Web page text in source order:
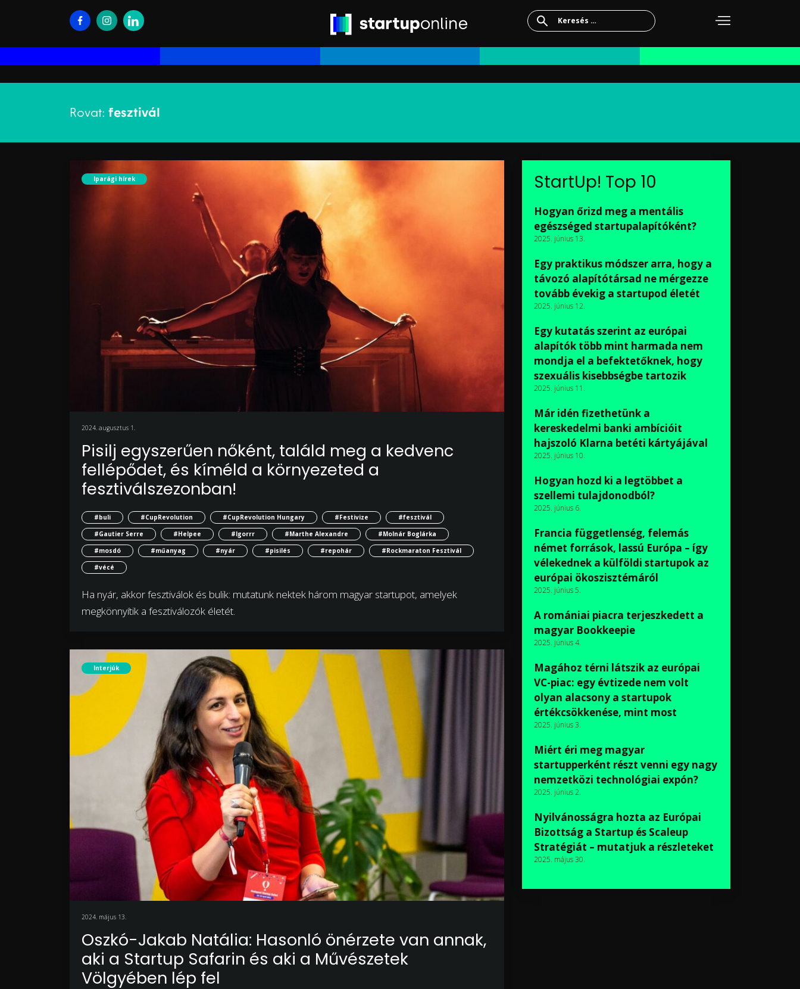
Keresés:
Rovat: fesztivál
Iparági hírek
2024. augusztus 1.
Pisilj egyszerűen nőként, találd meg a kedvenc
fellépődet, és kíméld a környezeted a
fesztiválszezonban!
#buli #CupRevolution #CupRevolution Hungary #Festivize
#fesztivál
#Gautier Serre
#Helpee #Igorrr #Marthe Alexandre
#Molnár Boglárka
#mosdó
#műanyag #nyár #pisilés #repohár
#Rockmaraton Fesztivál
#vécé
Ha nyár, akkor fesztiválok és bulik: mutatunk nektek három magyar startupot, amelyek
megkönnyítik a fesztiválozók életét.
Interjúk
2024. május 13.
Oszkó-Jakab Natália: Hasonló önérzete van annak,
aki a Startup Safarin és aki a Művészetek
Völgyében lép fel
StartUp! Top 10
Hogyan őrizd meg a mentális
egészséged startupalapítóként?
2025. június 13.
Egy praktikus módszer arra, hogy a
távozó alapítótársad ne mérgezze
tovább évekig a startupod életét
2025. június 12.
Egy kutatás szerint az európai
alapítók több mint harmada nem
mondja el a befektetőknek, hogy
szexuális kisebbségbe tartozik
2025. június 11.
Már idén fizethetünk a
kereskedelmi banki ambícióit
hajszoló Klarna betéti kártyájával
2025. június 10.
Hogyan hozd ki a legtöbbet a
szellemi tulajdonodból?
2025. június 6.
Francia függetlenség, felemás
német források, lassú Európa – így
vélekednek a külföldi startupok az
európai ökoszisztémáról
2025. június 5.
A romániai piacra terjeszkedett a
magyar Bookkeepie
2025. június 4.
Magához térni látszik az európai
VC-piac: egy évtizede nem volt
olyan alacsony a startupok
értékcsökkenése, mint most
2025. június 3.
Miért éri meg magyar
startupperként részt venni egy nagy
nemzetközi technológiai expón?
2025. június 2.
Nyilvánosságra hozta az Európai
Bizottság a Startup és Scaleup
Stratégiát – mutatjuk a részleteket
2025. május 30.